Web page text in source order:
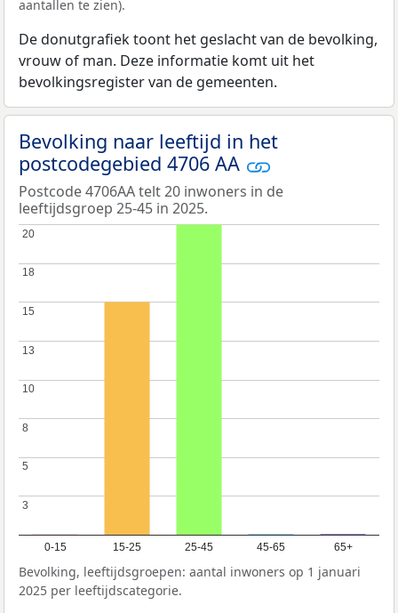
aantallen te zien).
De donutgrafiek toont het geslacht van de bevolking,
vrouw of man. Deze informatie komt uit het
bevolkingsregister van de gemeenten.
Bevolking naar leeftijd in het
postcodegebied 4706 AA
Postcode 4706AA telt 20 inwoners in de
leeftijdsgroep 25-45 in 2025.
0-15 15-25 25-45 45-65 65+
3
3
5
5
8
8
10
10
13
13
15
15
18
18
20
20
Bevolking, leeftijdsgroepen: aantal inwoners op 1 januari
2025 per leeftijdscategorie.